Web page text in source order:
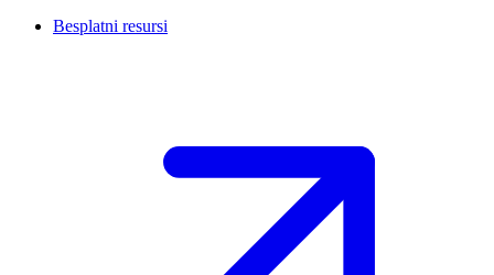
Besplatni resursi